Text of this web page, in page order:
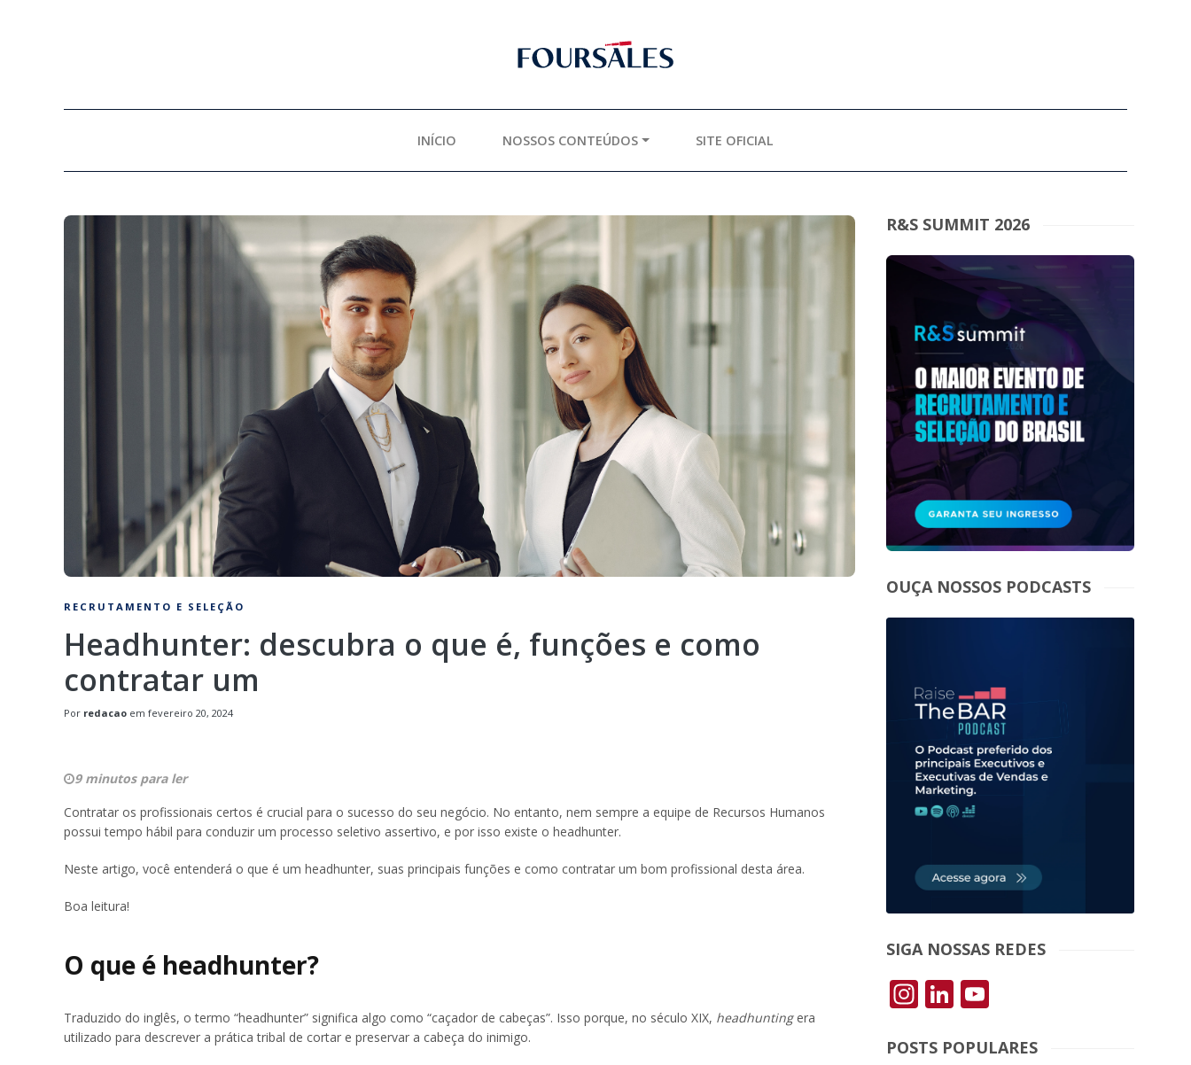
INÍCIO NOSSOS CONTEÚDOS SITE OFICIAL
RECRUTAMENTO E SELEÇÃO
Headhunter: descubra o que é, funções e como
contratar um
Por redacao em fevereiro 20, 2024
9 minutos para ler
Contratar os profissionais certos é crucial para o sucesso do seu negócio. No entanto, nem sempre a equipe de Recursos Humanos
possui tempo hábil para conduzir um processo seletivo assertivo, e por isso existe o headhunter.
Neste artigo, você entenderá o que é um headhunter, suas principais funções e como contratar um bom profissional desta área.
Boa leitura!
O que é headhunter?
Traduzido do inglês, o termo “headhunter” significa algo como “caçador de cabeças”. Isso porque, no século XIX, headhuntingera
utilizado para descrever a prática tribal de cortar e preservar a cabeça do inimigo.
R&S SUMMIT 2026
OUÇA NOSSOS PODCASTS
SIGA NOSSAS REDES
Instagram
LinkedIn
YouTube
POSTS POPULARES